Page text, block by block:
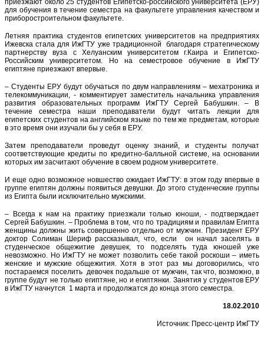
приезжают около 25 студентов Египетско-российского университета (ЕРУ)
для обучения в течение семестра на факультете управления качеством и
приборостроительном факультете.
Летняя практика студентов египетских университетов на предприятиях
Ижевска стала для ИжГТУ уже традиционной благодаря стратегическому
партнерству вуза с Хелуанским университетом г.Каира и Египетско-
Российским университетом. Но на семестровое обучение в ИжГТУ
египтяне приезжают впервые.
– Студенты ЕРУ будут обучаться по двум направлениям – мехатроника и
телекоммуникации, - комментирует заместитель начальника управления
развития образовательных программ ИжГТУ Сергей Бабушкин. – В
течение семестра наши преподаватели будут читать лекции для
египетских студентов на английском языке по тем же предметам, которые
в это время они изучали бы у себя в ЕРУ.
Затем преподаватели проведут оценку знаний, и студенты получат
соответствующие кредиты по кредитно-балльной системе, на основании
которых им засчитают обучение в своем родном университете.
И еще одно возможное новшество ожидает ИжГТУ: в этом году впервые в
группе египтян должны появиться девушки. До этого студенческие группы
из Египта были исключительно мужскими.
– Всегда к нам на практику приезжали только юноши, - подтверждает
Сергей Бабушкин. – Проблема в том, что по традициям и правилам Египта
женщины должны жить совершенно отдельно от мужчин. Президент ЕРУ
доктор Солиман Шериф рассказывал, что, если он начал заселять в
студенческое общежитие девушек, то подселять туда юношей уже
невозможно. Но ИжГТУ не может позволить себе такой роскоши – иметь
женские и мужские общежития. Хотя в этот раз мы договорились, что
постараемся поселить девочек подальше от мужчин, так что, возможно, в
группе будут не только египтяне, но и египтянки. Занятия у студентов ЕРУ
в ИжГТУ начнутся 1 марта и продолжатся до конца этого семестра.
18.02.2010
Источник: Пресс-центр ИжГТУ